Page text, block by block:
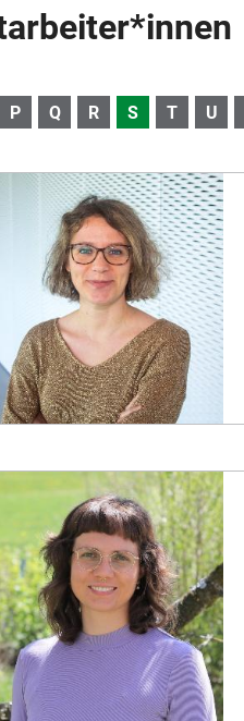
P Q R S T U